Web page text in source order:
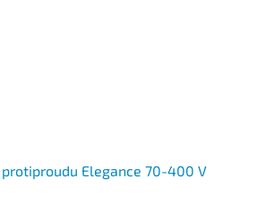
protiproudu Elegance 70-400 V